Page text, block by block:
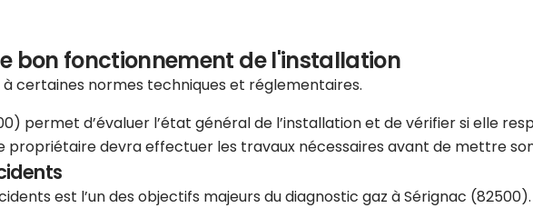
bon fonctionnement de l'installation
certaines normes techniques et réglementaires.
permet d’évaluer l’état général de l’installation et de vérifier si elle
propriétaire devra effectuer les travaux nécessaires avant de mettre
est l’un des objectifs majeurs du diagnostic gaz à Sérignac (82500).